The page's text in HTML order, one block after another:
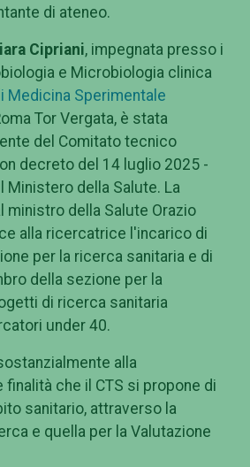
di ateneo.
Cipriani, impegnata presso i
e Microbiologia clinica
Medicina Sperimentale
Tor Vergata, è stata
del Comitato tecnico
decreto del 14 luglio 2025 -
Ministero della Salute. La
ministro della Salute Orazio
alla ricercatrice l'incarico di
per la ricerca sanitaria e di
della sezione per la
di ricerca sanitaria
under 40.
alla
finalità che il CTS si propone di
sanitario, attraverso la
e quella per la Valutazione